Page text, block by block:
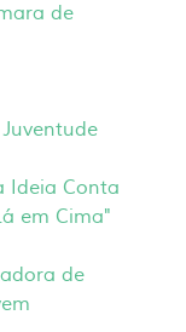
de
Ideia Conta
em Cima"
de